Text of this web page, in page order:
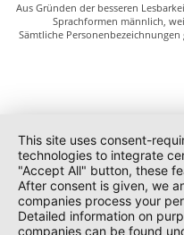
Aus Gründen der besseren
Sprachformen männlich,
Sämtliche
This site uses consent-
technologies to integrate
"Accept All" button, these
After consent is given, we
companies process your
Detailed information on
companies can be found